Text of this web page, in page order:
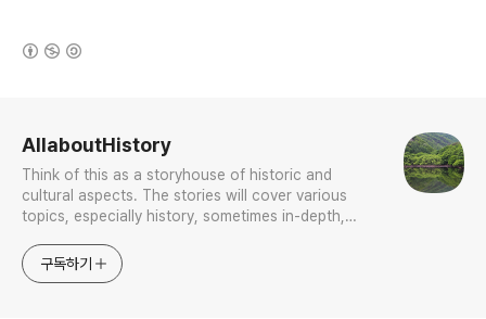
AllaboutHistory
Think of this as a storyhouse of historic and
cultural aspects. The stories will cover various
topics, especially history, sometimes in-depth,
approach will be to resist any common sense or
generalized viewpoint
구독하기